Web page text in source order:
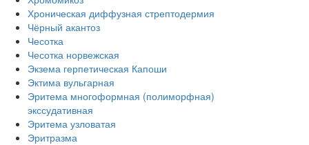
Хроническая диффузная стрептодермия
Чёрный акантоз
Чесотка
Чесотка норвежская
Экзема герпетическая Капоши
Эктима вульгарная
Эритема многоформная (полиморфная)
экссудативная
Эритема узловатая
Эритразма